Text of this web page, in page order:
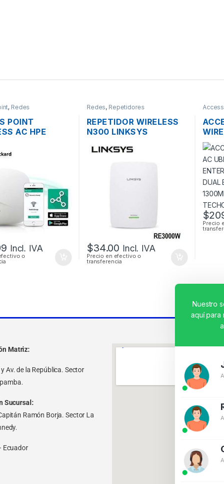
, Redes
POINT
AC HPE
OC20
DUAL BAND
Incl. IVA
o
Redes, Repetidores
REPETIDOR WIRELESS
N300 LINKSYS
ANTENAS 1 PUERTO
$34.00 Incl. IVA
Precio en efectivo o
transferencia
$
Precio
Matriz:
Av. de la República. Sector
Sucursal:
Ramón Borja. Sector La
Ecuador
Nuestro
aquí para